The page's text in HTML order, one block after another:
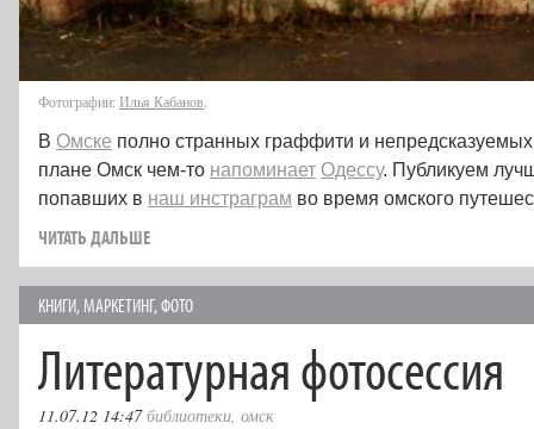
Фотографии: Илья Кабанов.
В Омске полно странных граффити и
плане Омск чем-то напоминает Одессу. Публикуем
попавших в наш инстраграм во время омского
ЧИТАТЬ ДАЛЬШЕ
КНИГИ,МАРКЕТИНГ,ФОТО
Литературная фотосессия
11.07.12 14:47 библиотеки, омск